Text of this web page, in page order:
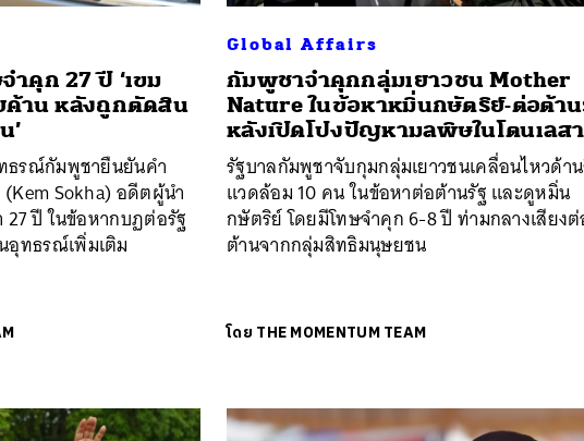
คุก 27 ปี ‘เขม
ค้าน หลังถูกตัดสิน
’
ธรณ์กัมพูชายืนยันคำ
Sokha) อดีตผู้นำ
27 ปี ในข้อหากบฏต่อรัฐ
อุทธรณ์เพิ่มเติม
Global Affairs
กัมพูชาจำคุกกลุ่มเยาวชน Mother
Nature ในข้อหาหมิ่นกษัตริย์-ต่อต้า
หลังเปิดโปงปัญหามลพิษในโตนเลส
รัฐบาลกัมพูชาจับกุมกลุ่มเยาวชนเคลื่อนไหวด้า
แวดล้อม 10 คน ในข้อหาต่อต้านรัฐ และดูหมิ่น
กษัตริย์ โดยมีโทษจำคุก 6-8 ปี ท่ามกลางเสียง
ต้านจากกลุ่มสิทธิมนุษยชน
โดย THE MOMENTUM TEAM